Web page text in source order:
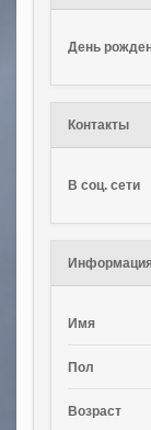
День
Контакты
В соц. сети
Информация
Имя
Пол
Возраст